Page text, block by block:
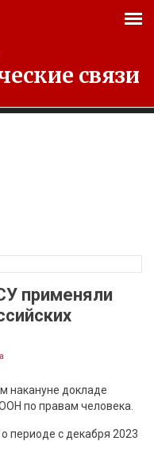
связи
применяли
накануне докладе
по правам человека.
периоде с декабря 2023